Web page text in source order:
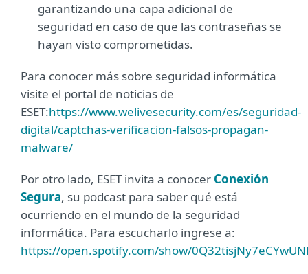
garantizando una capa adicional de
seguridad en caso de que las contraseñas se
hayan visto comprometidas.
Para conocer más sobre seguridad informática
visite el portal de noticias de
ESET:https://www.welivesecurity.com/es/seguridad-
digital/captchas-verificacion-falsos-propagan-
malware/
Por otro lado, ESET invita a conocer Conexión
Segura, su podcast para saber qué está
ocurriendo en el mundo de la seguridad
informática. Para escucharlo ingrese a:
https://open.spotify.com/show/